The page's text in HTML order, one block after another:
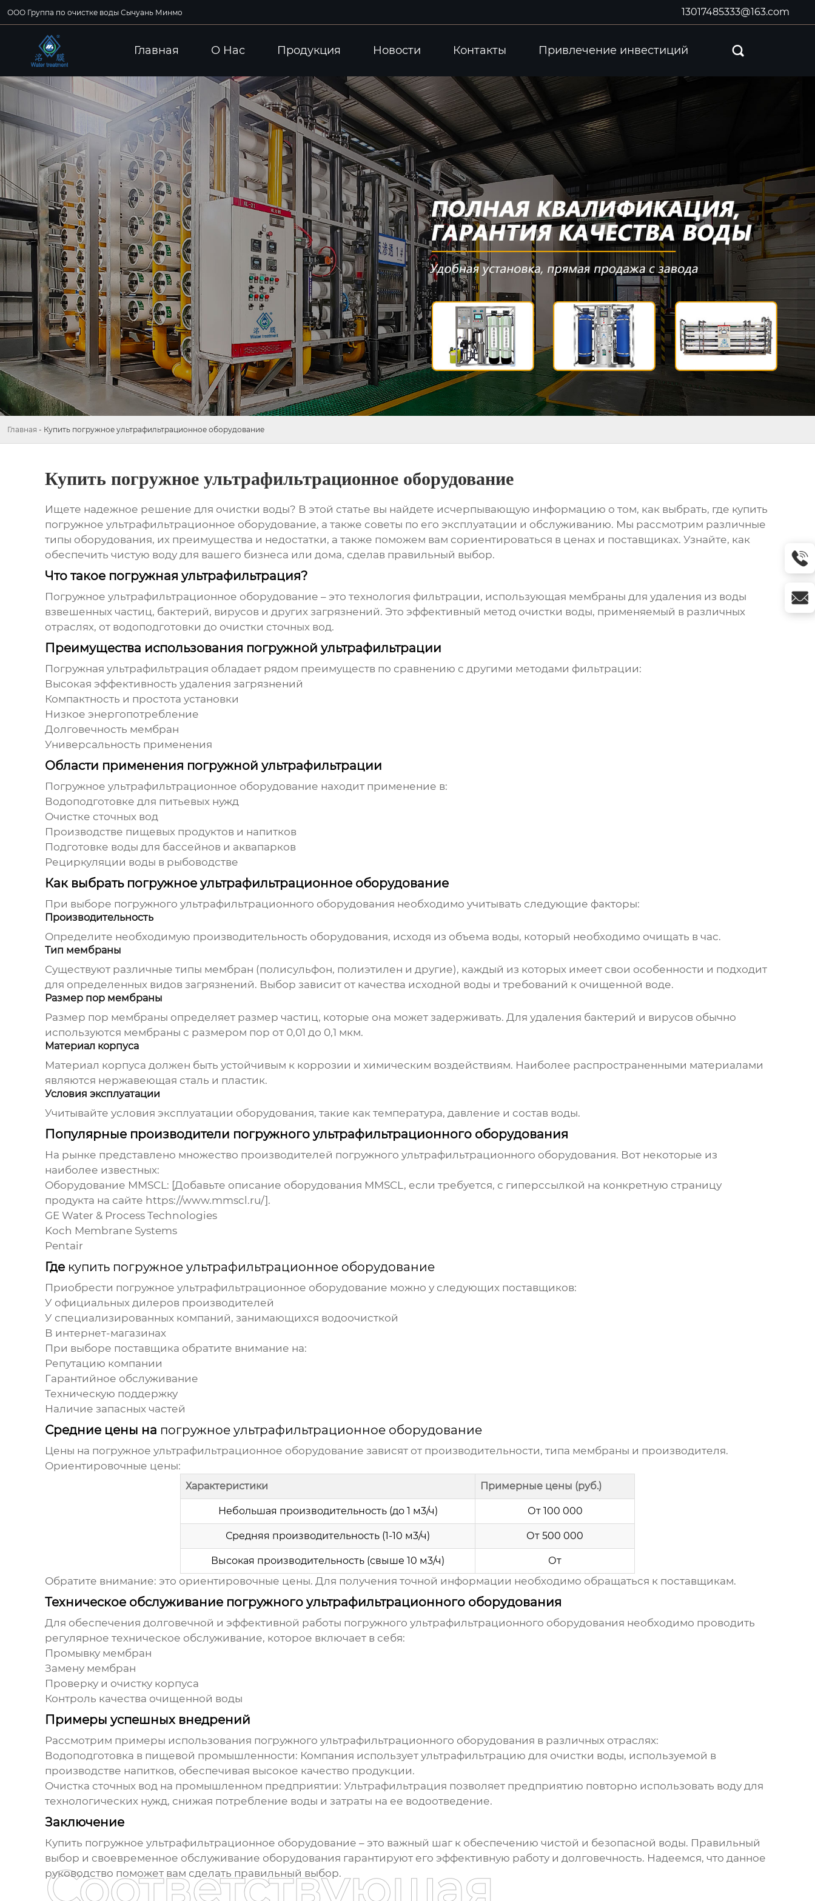
ООО Группа по очистке воды Сычуань Минмо 13017485333@163.com
Главная О Hас Продукция Новости Контакты Привлечение инвестиций 
Главная - Купить погружное ультрафильтрационное оборудование
Купить погружное ультрафильтрационное оборудование
Ищете надежное решение для очистки воды? В этой статье вы найдете исчерпывающую информацию о том, как выбрать, где купить
погружное ультрафильтрационное оборудование, а также советы по его эксплуатации и обслуживанию. Мы рассмотрим различные
типы оборудования, их преимущества и недостатки, а также поможем вам сориентироваться в ценах и поставщиках. Узнайте, как
обеспечить чистую воду для вашего бизнеса или дома, сделав правильный выбор.
Что такое погружная ультрафильтрация?
Погружное ультрафильтрационное оборудование – это технология фильтрации, использующая мембраны для удаления из воды
взвешенных частиц, бактерий, вирусов и других загрязнений. Это эффективный метод очистки воды, применяемый в различных
отраслях, от водоподготовки до очистки сточных вод.
Преимущества использования погружной ультрафильтрации
Погружная ультрафильтрация обладает рядом преимуществ по сравнению с другими методами фильтрации:
Высокая эффективность удаления загрязнений
Компактность и простота установки
Низкое энергопотребление
Долговечность мембран
Универсальность применения
Области применения погружной ультрафильтрации
Погружное ультрафильтрационное оборудование находит применение в:
Водоподготовке для питьевых нужд
Очистке сточных вод
Производстве пищевых продуктов и напитков
Подготовке воды для бассейнов и аквапарков
Рециркуляции воды в рыбоводстве
Как выбрать погружное ультрафильтрационное оборудование
При выборе погружного ультрафильтрационного оборудования необходимо учитывать следующие факторы:
Производительность
Определите необходимую производительность оборудования, исходя из объема воды, который необходимо очищать в час.
Тип мембраны
Существуют различные типы мембран (полисульфон, полиэтилен и другие), каждый из которых имеет свои особенности и подходит
для определенных видов загрязнений. Выбор зависит от качества исходной воды и требований к очищенной воде.
Размер пор мембраны
Размер пор мембраны определяет размер частиц, которые она может задерживать. Для удаления бактерий и вирусов обычно
используются мембраны с размером пор от 0,01 до 0,1 мкм.
Материал корпуса
Материал корпуса должен быть устойчивым к коррозии и химическим воздействиям. Наиболее распространенными материалами
являются нержавеющая сталь и пластик.
Условия эксплуатации
Учитывайте условия эксплуатации оборудования, такие как температура, давление и состав воды.
Популярные производители погружного ультрафильтрационного оборудования
На рынке представлено множество производителей погружного ультрафильтрационного оборудования. Вот некоторые из
наиболее известных:
Оборудование MMSCL: [Добавьте описание оборудования MMSCL, если требуется, с гиперссылкой на конкретную страницу
продукта на сайте https://www.mmscl.ru/].
GE Water & Process Technologies
Koch Membrane Systems
Pentair
Где купить погружное ультрафильтрационное оборудование
Приобрести погружное ультрафильтрационное оборудование можно у следующих поставщиков:
У официальных дилеров производителей
У специализированных компаний, занимающихся водоочисткой
В интернет-магазинах
При выборе поставщика обратите внимание на:
Репутацию компании
Гарантийное обслуживание
Техническую поддержку
Наличие запасных частей
Средние цены на погружное ультрафильтрационное оборудование
Цены на погружное ультрафильтрационное оборудование зависят от производительности, типа мембраны и производителя.
Ориентировочные цены:
Характеристики Примерные цены (руб.)
Небольшая производительность (до 1 м3/ч) От 100 000
Средняя производительность (1-10 м3/ч) От 500 000
Высокая производительность (свыше 10 м3/ч) От
Обратите внимание: это ориентировочные цены. Для получения точной информации необходимо обращаться к поставщикам.
Техническое обслуживание погружного ультрафильтрационного оборудования
Для обеспечения долговечной и эффективной работы погружного ультрафильтрационного оборудования необходимо проводить
регулярное техническое обслуживание, которое включает в себя:
Промывку мембран
Замену мембран
Проверку и очистку корпуса
Контроль качества очищенной воды
Примеры успешных внедрений
Рассмотрим примеры использования погружного ультрафильтрационного оборудования в различных отраслях:
Водоподготовка в пищевой промышленности: Компания использует ультрафильтрацию для очистки воды, используемой в
производстве напитков, обеспечивая высокое качество продукции.
Очистка сточных вод на промышленном предприятии: Ультрафильтрация позволяет предприятию повторно использовать воду для
технологических нужд, снижая потребление воды и затраты на ее водоотведение.
Заключение
Купить погружное ультрафильтрационное оборудование – это важный шаг к обеспечению чистой и безопасной воды. Правильный
выбор и своевременное обслуживание оборудования гарантируют его эффективную работу и долговечность. Надеемся, что данное
руководство поможет вам сделать правильный выбор.
Соответствующая